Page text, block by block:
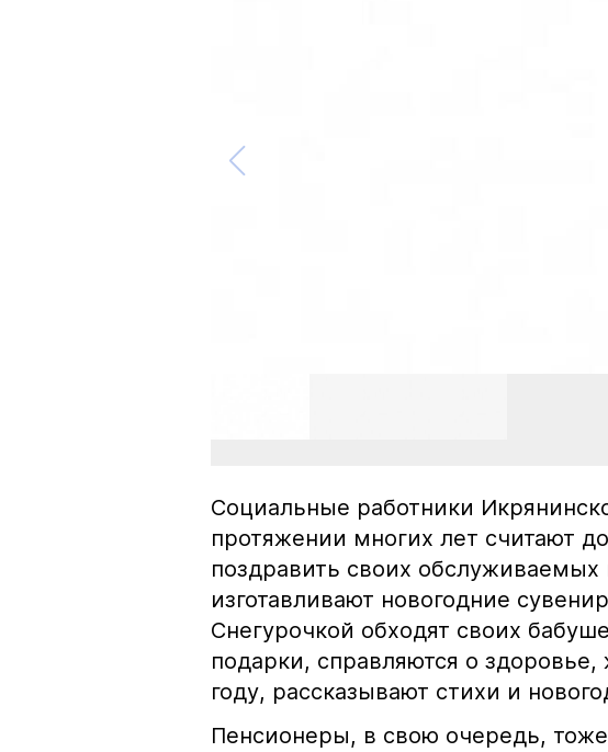
Социальные работники
протяжении многих лет считают
поздравить своих
изготавливают новогодние
Снегурочкой обходят своих
подарки, справляются о
году, рассказывают стихи и
Пенсионеры, в свою очередь, тоже